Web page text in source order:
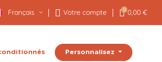
Français Votre compte 0 0,00 €
Personnalisez